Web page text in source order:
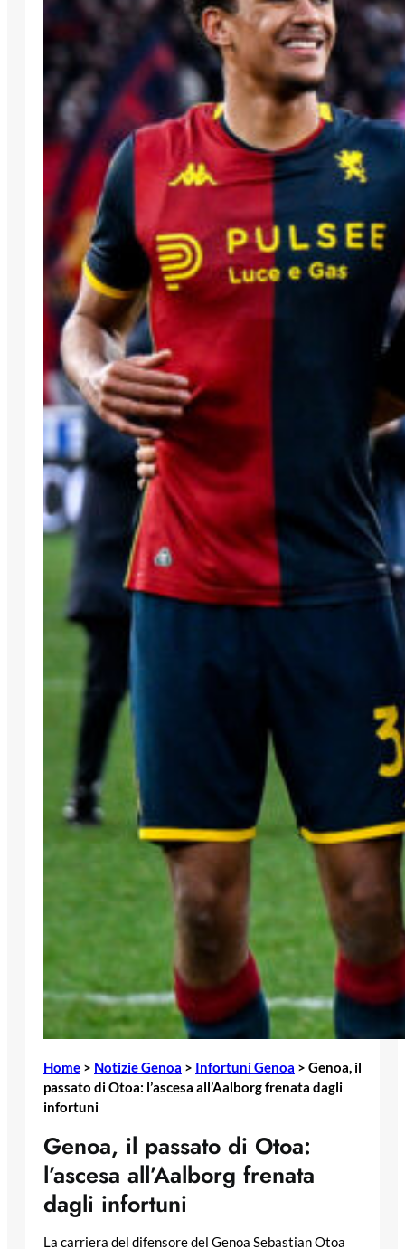
Home > Notizie Genoa > Infortuni Genoa > Genoa, il
passato di Otoa: l’ascesa all’Aalborg frenata dagli
infortuni
Genoa, il passato di Otoa:
l’ascesa all’Aalborg frenata
dagli infortuni
La carriera del difensore del Genoa Sebastian Otoa